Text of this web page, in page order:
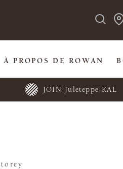
À PROPOS DE ROWAN
JOIN Juleteppe KAL